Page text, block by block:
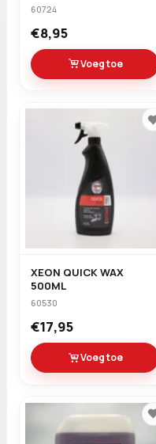
60724
€8,95
Voeg toe
XEON QUICK WAX
500ML
60530
€17,95
Voeg toe